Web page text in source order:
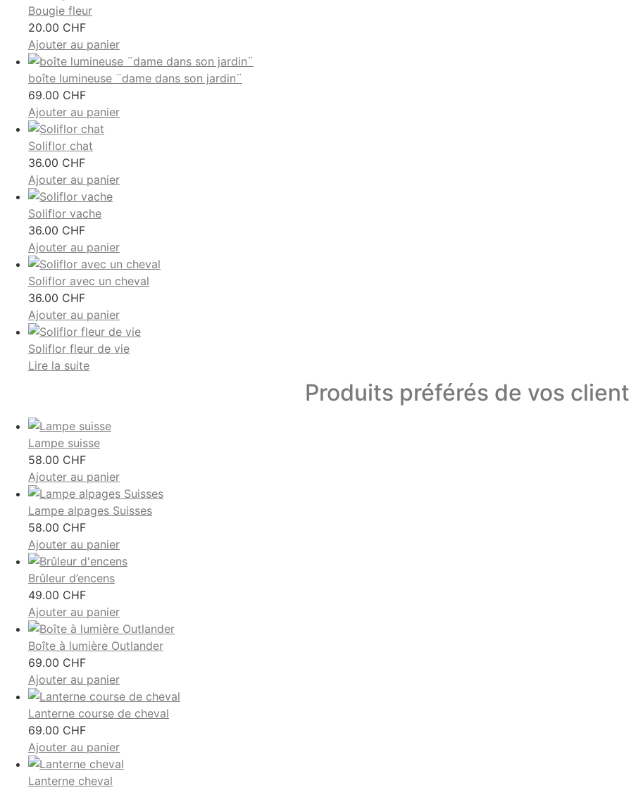
Bougie fleur
20.00 CHF
Ajouter au panier
boîte lumineuse ¨dame dans son jardin¨
69.00 CHF
Ajouter au panier
Soliflor chat
36.00 CHF
Ajouter au panier
Soliflor vache
36.00 CHF
Ajouter au panier
Soliflor avec un cheval
36.00 CHF
Ajouter au panier
Soliflor fleur de vie
Lire la suite
Produits préférés de vos
Lampe suisse
58.00 CHF
Ajouter au panier
Lampe alpages Suisses
58.00 CHF
Ajouter au panier
Brûleur d’encens
49.00 CHF
Ajouter au panier
Boîte à lumière Outlander
69.00 CHF
Ajouter au panier
Lanterne course de cheval
69.00 CHF
Ajouter au panier
Lanterne cheval